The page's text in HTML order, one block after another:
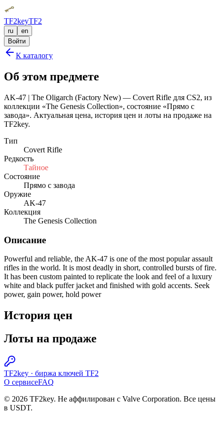
TF2keyTF2
ru
en
Войти
К каталогу
Об этом предмете
AK-47 | The Oligarch (Factory New) — Covert Rifle для CS2, из
коллекции «The Genesis Collection», состояние «Прямо с
завода». Актуальная цена, история цен и лоты на продаже на
TF2key.
Тип
Covert Rifle
Редкость
Тайное
Состояние
Прямо с завода
Оружие
AK-47
Коллекция
The Genesis Collection
Описание
Powerful and reliable, the AK-47 is one of the most popular assault
rifles in the world. It is most deadly in short, controlled bursts of fire.
It has been custom painted to replicate the look and feel of a luxury
white and black puffer jacket and finished with gold accents. Seek
power, gain power, hold power
История цен
Лоты на продаже
TF2key · биржа ключей TF2
О сервисеFAQ
© 2026 TF2key. Не аффилирован с Valve Corporation. Все цены
в USDT.